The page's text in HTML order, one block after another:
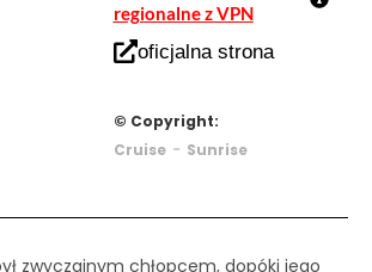
regionalne z VPN
oficjalna strona
© Copyright:
Cruise- Sunrise
zwyczajnym chłopcem, dopóki jego